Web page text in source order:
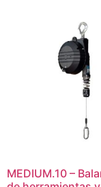
MEDIUM.10 –